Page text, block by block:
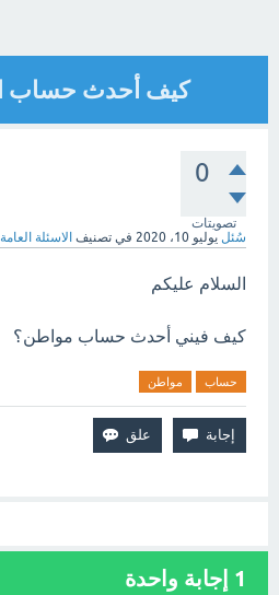
كيف أحدث حساب
0
تصويتات
سُئل يوليو 10، 2020 في تصنيف الاسئلة العامة
السلام عليكم
كيف فيني أحدث حساب مواطن؟
حساب مواطن
1 إجابة واحدة